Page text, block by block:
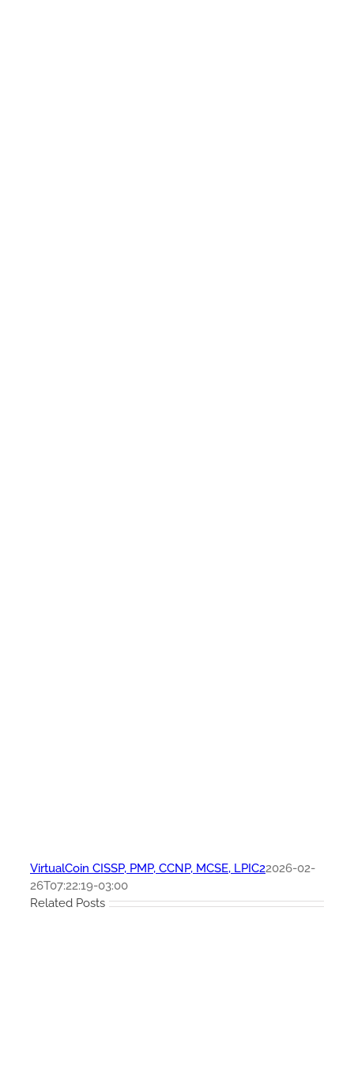
VirtualCoin CISSP, PMP, CCNP, MCSE, LPIC22026-02-
26T07:22:19-03:00
Related Posts